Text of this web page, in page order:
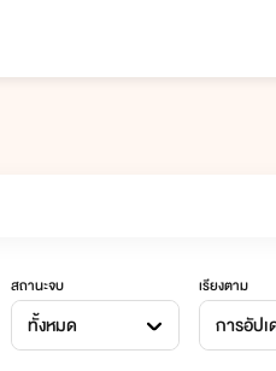
สถานะจบ
ทั้งหมด
เรียงตาม
การอัป